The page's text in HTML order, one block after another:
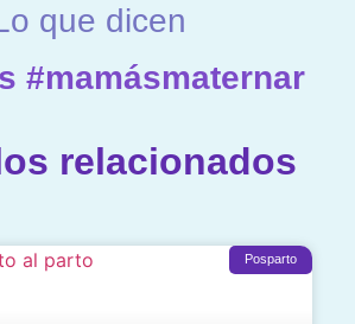
que dicen
#mamásmaternar
relacionados
Posparto